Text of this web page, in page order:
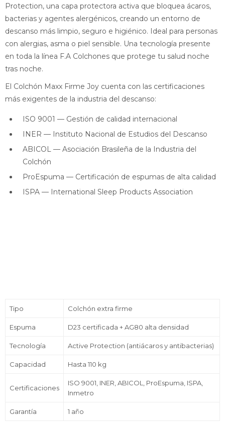
Protection, una capa protectora activa que bloquea ácaros,
bacterias y agentes alergénicos, creando un entorno de
descanso más limpio, seguro e higiénico. Ideal para personas
con alergias, asma o piel sensible. Una tecnología presente
en toda la línea F.A Colchones que protege tu salud noche
tras noche.
El Colchón Maxx Firme Joy cuenta con las certificaciones
más exigentes de la industria del descanso:
ISO 9001 — Gestión de calidad internacional
INER — Instituto Nacional de Estudios del Descanso
ABICOL — Asociación Brasileña de la Industria del
Colchón
ProEspuma — Certificación de espumas de alta calidad
ISPA — International Sleep Products Association
Tipo Colchón extra firme
Espuma D23 certificada + AG80 alta densidad
Tecnología Active Protection (antiácaros y antibacterias)
Capacidad Hasta 110 kg
Certificaciones
ISO 9001, INER, ABICOL, ProEspuma, ISPA,
Inmetro
Garantía 1 año